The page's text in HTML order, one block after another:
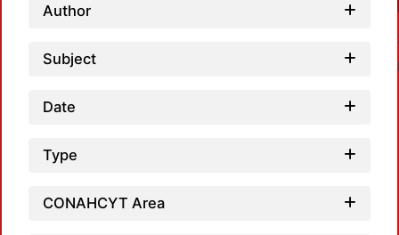
Author
Subject
Date
Type
CONAHCYT Area